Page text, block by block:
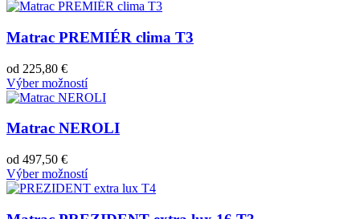
Matrac PREMIÉR clima T3
od 225,80 €
Výber možností
Matrac NEROLI
od 497,50 €
Výber možností